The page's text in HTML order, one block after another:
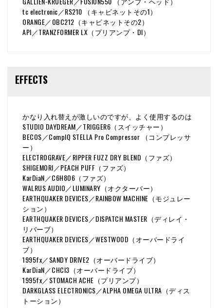
tc electronic／RS210 （キャビネットその1）
ORANGE／OBC212（キャビネットその2）
API／TRANZFORMER LX（プリアンプ・DI）
EFFECTS
かなり入れ替えが激しいのですが、よく使用するのは
STUDIO DAYDREAM／TRIGGER6（スイッチャー）
BECOS／CompIQ STELLA Pro Compressor （コンプレッサ
ー）
ELECTROGRAVE／RIPPER FUZZ DRY BLEND（ファズ）
SHIGEMORI／PEACH PUFF（ファズ）
KarDiaN／C6H8O6（ファズ）
WALRUS AUDIO／LUMINARY（オクターバー）
EARTHQUAKER DEVICES／RAINBOW MACHINE（モジュレー
ション）
EARTHQUAKER DEVICES／DISPATCH MASTER（ディレイ・
リバーブ）
EARTHQUAKER DEVICES／WESTWOOD（オーバードライ
ブ）
1995fx／SANDY DRIVE2（オーバードライブ）
KarDiaN／CHCl3（オーバードライブ）
1995fx／STOMACH ACHE（プリアンプ）
DARKGLASS ELECTRONICS／ALPHA OMEGA ULTRA（ディス
トーション）